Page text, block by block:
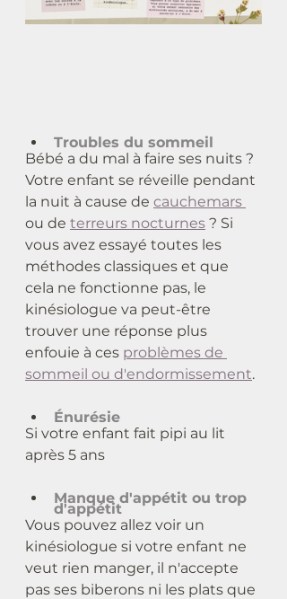
Troubles du sommeil
Bébé a du mal à faire ses nuits ?
Votre enfant se réveille pendant
la nuit à cause de cauchemars
ou de terreurs nocturnes ? Si
vous avez essayé toutes les
méthodes classiques et que
cela ne fonctionne pas, le
kinésiologue va peut-être
trouver une réponse plus
enfouie à ces problèmes de
sommeil ou d'endormissement.
Énurésie
Si votre enfant fait pipi au lit
après 5 ans
Manque d'appétit ou trop
d'appétit
Vous pouvez allez voir un
kinésiologue si votre enfant ne
veut rien manger, il n'accepte
pas ses biberons ni les plats que